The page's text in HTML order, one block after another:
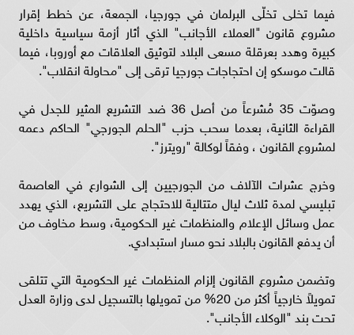
فيما تخلى تخلّى البرلمان في جورجيا، الجمعة، عن خطط إقرار
مشروع قانون "العملاء الأجانب" الذي أثار أزمة سياسية داخلية
كبيرة وهدد بعرقلة مسعى البلاد لتوثيق العلاقات مع أوروبا، فيما
قالت موسكو إن احتجاجات جورجيا ترقى إلى "محاولة انقلاب".
وصوّت 35 مُشرعاً من أصل 36 ضد التشريع المثير للجدل في
القراءة الثانية، بعدما سحب حزب "الحلم الجورجي" الحاكم دعمه
لمشروع القانون ، وفقاً لوكالة "رويترز".
وخرج عشرات الآلاف من الجورجيين إلى الشوارع في العاصمة
تبليسي لمدة ثلاث ليال متتالية للاحتجاج على التشريع، الذي يهدد
عمل وسائل الإعلام والمنظمات غير الحكومية، وسط مخاوف من
أن يدفع القانون بالبلاد نحو مسار استبدادي.
وتضمن مشروع القانون إلزام المنظمات غير الحكومية التي تتلقى
تمويلاً خارجياً أكثر من 20% من تمويلها بالتسجيل لدى وزارة العدل
تحت بند "الوكلاء الأجانب".